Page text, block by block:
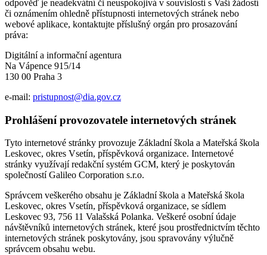
odpověď je neadekvátní či neuspokojivá v souvislosti s Vaší žádostí
či oznámením ohledně přístupnosti internetových stránek nebo
webové aplikace, kontaktujte příslušný orgán pro prosazování
práva:
Digitální a informační agentura
Na Vápence 915/14
130 00 Praha 3
e-mail: pristupnost@dia.gov.cz
Prohlášení provozovatele internetových stránek
Tyto internetové stránky provozuje Základní škola a Mateřská škola
Leskovec, okres Vsetín, příspěvková organizace. Internetové
stránky využívají redakční systém GCM, který je poskytován
společností Galileo Corporation s.r.o.
Správcem veškerého obsahu je Základní škola a Mateřská škola
Leskovec, okres Vsetín, příspěvková organizace, se sídlem
Leskovec 93, 756 11 Valašská Polanka. Veškeré osobní údaje
návštěvníků internetových stránek, které jsou prostřednictvím těchto
internetových stránek poskytovány, jsou spravovány výlučně
správcem obsahu webu.